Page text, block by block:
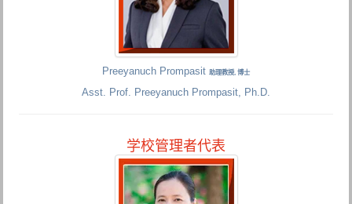
Preeyanuch Prompasit 助理教授, 博士
Asst. Prof. Preeyanuch Prompasit, Ph.D.
学校管理者代表